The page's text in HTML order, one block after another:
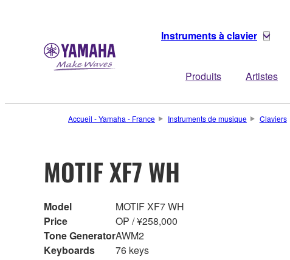
Instruments à clavier
Produits Artistes
Accueil - Yamaha - France Instruments de musique Claviers
MOTIF XF7 WH
Model
MOTIF XF7 WH
Price
OP / ¥258,000
Tone GeneratorAWM2
Keyboards
76 keys